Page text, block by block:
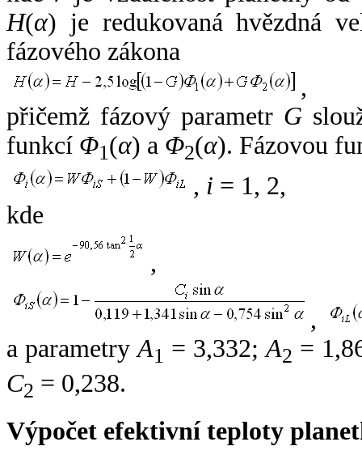
H(α) je redukovaná hvězdná
fázového zákona
,
přičemž fázový parametr G
funkcí Φ1(α) a Φ2(α). Fázovou
, i = 1, 2,
kde
,
,
a parametryA1 = 3,332;A2 =
C2 = 0,238.
Výpočet efektivní teploty